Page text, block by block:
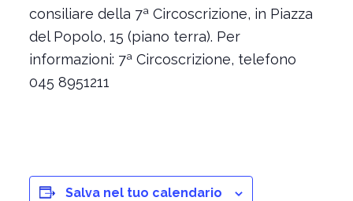
consiliare della 7ª Circoscrizione, in Piazza
del Popolo, 15 (piano terra). Per
informazioni: 7ª Circoscrizione, telefono
045 8951211
Salva nel tuo calendario